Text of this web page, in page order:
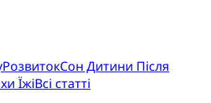
РозвитокCон Дитини Після
ЇжіВсі статті